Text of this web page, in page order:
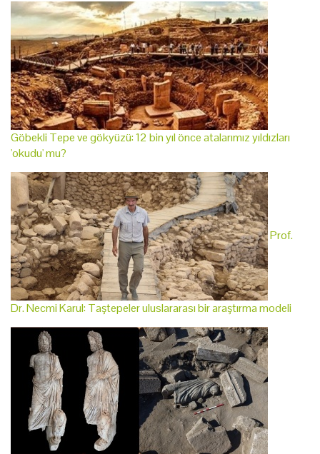
Göbekli Tepe ve gökyüzü: 12 bin yıl önce atalarımız yıldızları
'okudu' mu?
Prof.
Dr. Necmi Karul: Taştepeler uluslararası bir araştırma modeli